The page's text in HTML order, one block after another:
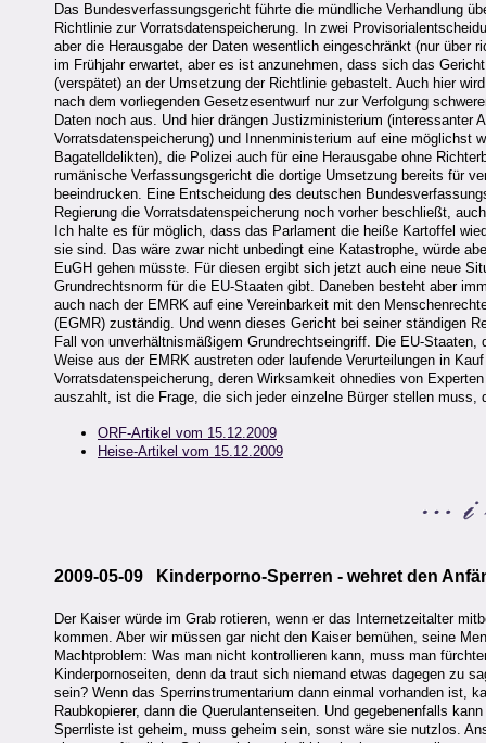
Das Bundesverfassungsgericht führte die mündliche Verhandlung
Richtlinie zur Vorratsdatenspeicherung. In zwei
aber die Herausgabe der Daten wesentlich eingeschränkt (nur
im Frühjahr erwartet, aber es ist anzunehmen, dass sich das
(verspätet) an der Umsetzung der Richtlinie gebastelt. Auch hier
nach dem vorliegenden Gesetzesentwurf nur zur Verfolgung
Daten noch aus. Und hier drängen Justizministerium
Vorratsdatenspeicherung) und Innenministerium auf eine
Bagatelldelikten), die Polizei auch für eine Herausgabe ohne
rumänische Verfassungsgericht die dortige Umsetzung bereits für
beeindrucken. Eine Entscheidung des deutschen
Regierung die Vorratsdatenspeicherung noch vorher beschließt,
Ich halte es für möglich, dass das Parlament die heiße Kartoffel
sie sind. Das wäre zwar nicht unbedingt eine Katastrophe, würde
EuGH gehen müsste. Für diesen ergibt sich jetzt auch eine neue
Grundrechtsnorm für die EU-Staaten gibt. Daneben besteht aber
auch nach der EMRK auf eine Vereinbarkeit mit den
(EGMR) zuständig. Und wenn dieses Gericht bei seiner ständigen
Fall von unverhältnismäßigem Grundrechtseingriff. Die EU-
Weise aus der EMRK austreten oder laufende Verurteilungen in
Vorratsdatenspeicherung, deren Wirksamkeit ohnedies von
auszahlt, ist die Frage, die sich jeder einzelne Bürger stellen muss,
ORF-Artikel vom 15.12.2009
Heise-Artikel vom 15.12.2009
2009-05-09 Kinderporno-Sperren - wehret den
Der Kaiser würde im Grab rotieren, wenn er das Internetzeitalter
kommen. Aber wir müssen gar nicht den Kaiser bemühen, seine
Machtproblem: Was man nicht kontrollieren kann, muss man
Kinderpornoseiten, denn da traut sich niemand etwas dagegen zu
sein? Wenn das Sperrinstrumentarium dann einmal vorhanden ist,
Raubkopierer, dann die Querulantenseiten. Und gegebenenfalls
Sperrliste ist geheim, muss geheim sein, sonst wäre sie nutzlos.